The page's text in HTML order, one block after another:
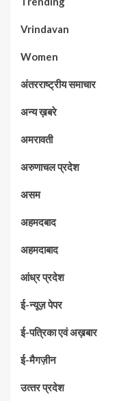
Vrindavan
Women
अंतरराष्ट्रीय समाचार
अन्य ख़बरे
अमरावती
अरुणाचल प्रदेश
असम
अहमदबाद
अहमदाबाद
आंध्र प्रदेश
ई-न्यूज़ पेपर
ई-पत्रिका एवं अख़बार
ई-मैगज़ीन
उत्‍तर प्रदेश